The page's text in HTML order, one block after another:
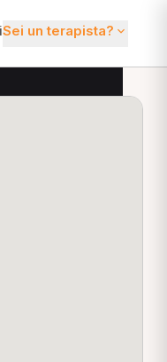
Sei un terapista?